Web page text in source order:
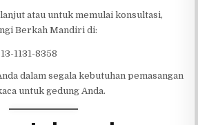
atau untuk memulai konsultasi,
Berkah Mandiri di:
1131-8358
dalam segala kebutuhan pemasangan
untuk gedung Anda.